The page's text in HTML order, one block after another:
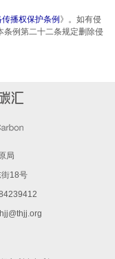
播权保护条例》。如有侵
条例第二十二条规定删除侵
局
18号